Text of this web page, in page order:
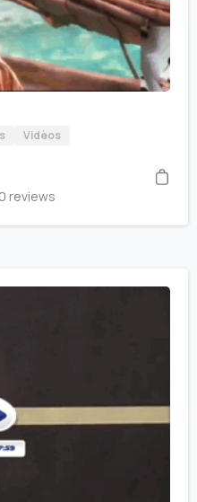
Vidèos
reviews